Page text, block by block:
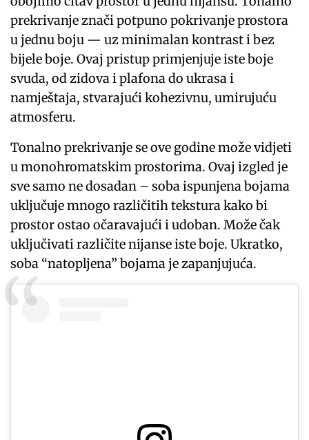
prekrivanje znači potpuno pokrivanje prostora
u jednu boju — uz minimalan kontrast i bez
bijele boje. Ovaj pristup primjenjuje iste boje
svuda, od zidova i plafona do ukrasa i
namještaja, stvarajući kohezivnu, umirujuću
atmosferu.
Tonalno prekrivanje se ove godine može vidjeti
u monohromatskim prostorima. Ovaj izgled je
sve samo ne dosadan – soba ispunjena bojama
uključuje mnogo različitih tekstura kako bi
prostor ostao očaravajući i udoban. Može čak
uključivati ​​različite nijanse iste boje. Ukratko,
soba “natopljena” bojama je zapanjujuća.